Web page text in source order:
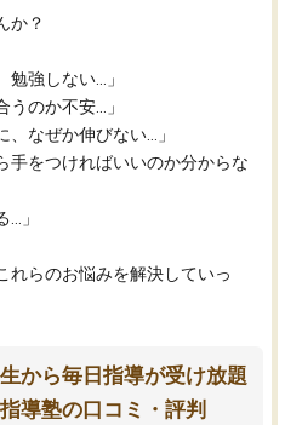
か？
勉強しない…」
うのか不安…」
、なぜか伸びない…」
手をつければいいのか分からな
…」
れらのお悩みを解決していっ
から毎日指導が受け放題
導塾の口コミ・評判